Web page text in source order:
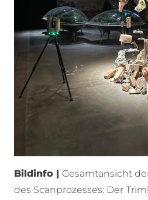
Bildinfo | Gesamtansicht
des Scanprozesses: Der